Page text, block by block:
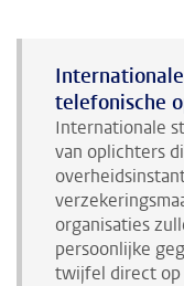
telefonische
Internationale
van oplichters
organisaties
persoonlijke
twijfel direct op